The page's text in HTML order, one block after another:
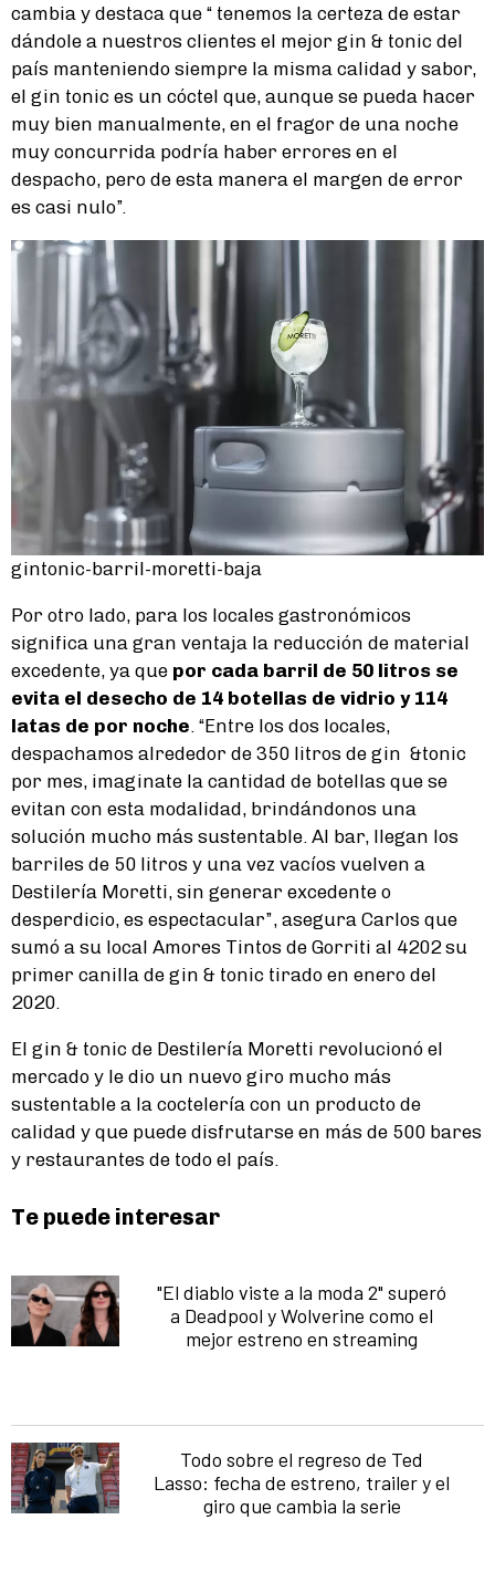
cambia y destaca que “ tenemos la certeza de estar
dándole a nuestros clientes el mejor gin & tonic del
país manteniendo siempre la misma calidad y sabor,
el gin tonic es un cóctel que, aunque se pueda hacer
muy bien manualmente, en el fragor de una noche
muy concurrida podría haber errores en el
despacho, pero de esta manera el margen de error
es casi nulo”.
gintonic-barril-moretti-baja
Por otro lado, para los locales gastronómicos
significa una gran ventaja la reducción de material
excedente, ya que por cada barril de 50 litros se
evita el desecho de 14 botellas de vidrio y 114
latas de por noche. “Entre los dos locales,
despachamos alrededor de 350 litros de gin &tonic
por mes, imaginate la cantidad de botellas que se
evitan con esta modalidad, brindándonos una
solución mucho más sustentable. Al bar, llegan los
barriles de 50 litros y una vez vacíos vuelven a
Destilería Moretti, sin generar excedente o
desperdicio, es espectacular”, asegura Carlos que
sumó a su local Amores Tintos de Gorriti al 4202 su
primer canilla de gin & tonic tirado en enero del
2020.
El gin & tonic de Destilería Moretti revolucionó el
mercado y le dio un nuevo giro mucho más
sustentable a la coctelería con un producto de
calidad y que puede disfrutarse en más de 500 bares
y restaurantes de todo el país.
Te puede interesar
"El diablo viste a la moda 2" superó
a Deadpool y Wolverine como el
mejor estreno en streaming
Todo sobre el regreso de Ted
Lasso: fecha de estreno, trailer y el
giro que cambia la serie